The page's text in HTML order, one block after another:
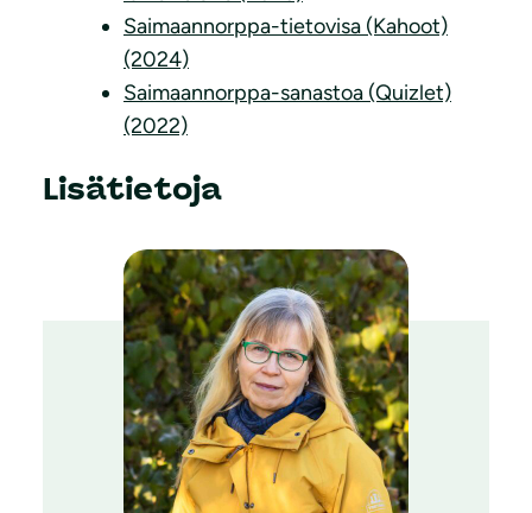
Saimaannorppa-tietovisa (Kahoot)
(2024)
Saimaannorppa-sanastoa (Quizlet)
(2022)
Lisätietoja